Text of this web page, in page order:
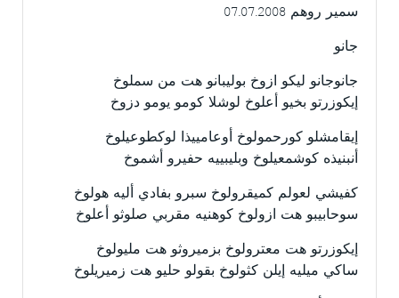
سمير روهم 07.07.2008
جانو
جانوجانو ليكو ازوخ بوليبانو هت من سملوخ
إيكوزرتو بخيو أعلوخ لوشلا كومو يومو دزوخ
إيقامشلو كورحمولوخ أوعامييذا لوكطوعيلوخ
أنبنيذه كوشمعيلوخ وبليبييه حفيرو أشموخ
كفيشي لعولم كميقرولوخ سبرو بفادي أليه هولوخ
سوحابيبو هت ازولوخ كوهنيه مقربي صلوثو أعلوخ
إيكوزرتو هت معترولوخ بزميروثو هت مليولوخ
ساكي ميليه إيلن كثولوخ بقولو حليو هت زميريلوخ